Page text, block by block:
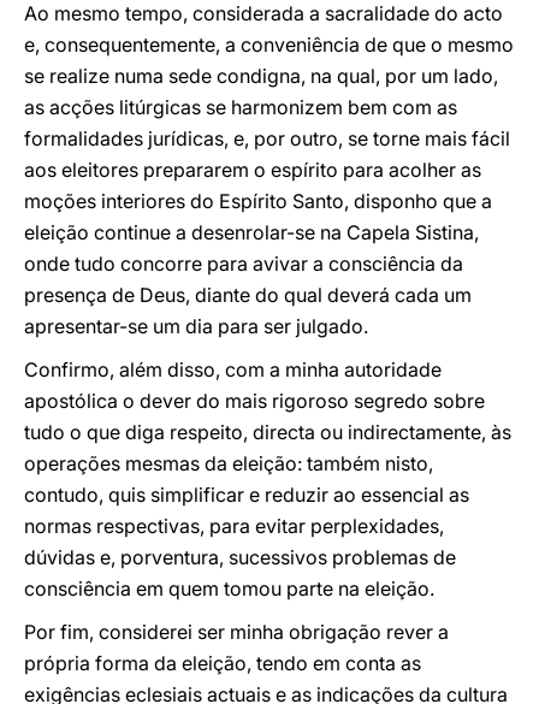
Ao mesmo tempo, considerada a sacralidade do acto
e, consequentemente, a conveniência de que o mesmo
se realize numa sede condigna, na qual, por um lado,
as acções litúrgicas se harmonizem bem com as
formalidades jurídicas, e, por outro, se torne mais fácil
aos eleitores prepararem o espírito para acolher as
moções interiores do Espírito Santo, disponho que a
eleição continue a desenrolar-se na Capela Sistina,
onde tudo concorre para avivar a consciência da
presença de Deus, diante do qual deverá cada um
apresentar-se um dia para ser julgado.
Confirmo, além disso, com a minha autoridade
apostólica o dever do mais rigoroso segredo sobre
tudo o que diga respeito, directa ou indirectamente, às
operações mesmas da eleição: também nisto,
contudo, quis simplificar e reduzir ao essencial as
normas respectivas, para evitar perplexidades,
dúvidas e, porventura, sucessivos problemas de
consciência em quem tomou parte na eleição.
Por fim, considerei ser minha obrigação rever a
própria forma da eleição, tendo em conta as
exigências eclesiais actuais e as indicações da cultura